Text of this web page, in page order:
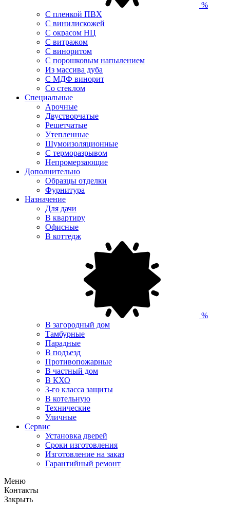
%
С пленкой ПВХ
С винилискожей
С окрасом НЦ
С витражом
С виноритом
С порошковым напылением
Из массива дуба
С МДФ винорит
Со стеклом
Специальные
Арочные
Двустворчатые
Решетчатые
Утепленные
Шумоизоляционные
С терморазрывом
Непромерзающие
Дополнительно
Образцы отделки
Фурнитура
Назначение
Для дачи
В квартиру
Офисные
В коттедж
%
В загородный дом
Тамбурные
Парадные
В подъезд
Противопожарные
В частный дом
В КХО
3-го класса защиты
В котельную
Технические
Уличные
Сервис
Установка дверей
Сроки изготовления
Изготовление на заказ
Гарантийный ремонт
Меню
Контакты
Закрыть